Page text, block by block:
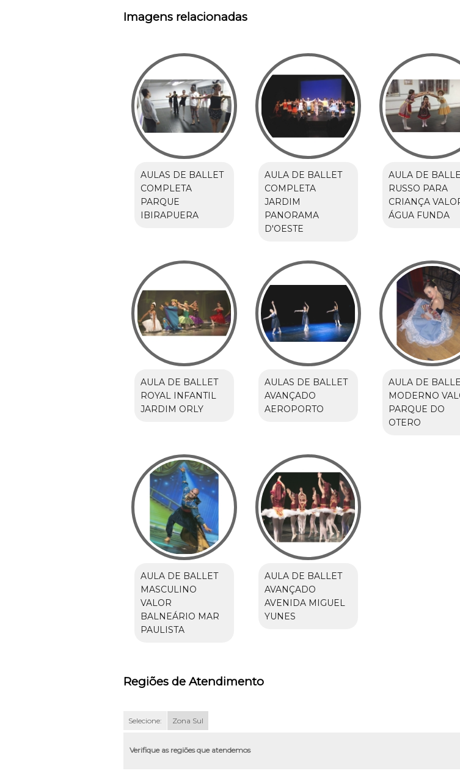
Imagens relacionadas
AULAS DE BALLET
COMPLETA
PARQUE
IBIRAPUERA
AULA DE BALLET
COMPLETA
JARDIM
PANORAMA
D'OESTE
AULA DE
RUSSO PARA
CRIANÇA
ÁGUA FUNDA
AULA DE BALLET
ROYAL INFANTIL
JARDIM ORLY
AULAS DE BALLET
AVANÇADO
AEROPORTO
AULA DE
MODERNO
PARQUE DO
OTERO
AULA DE BALLET
MASCULINO
VALOR
BALNEÁRIO MAR
PAULISTA
AULA DE BALLET
AVANÇADO
AVENIDA MIGUEL
YUNES
Regiões de Atendimento
Selecione: Zona Sul
Verifique as regiões que atendemos